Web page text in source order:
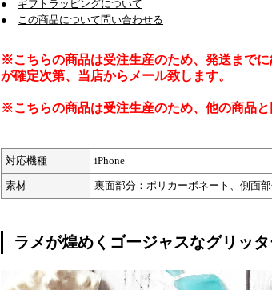
● ギフトラッピングについて
● この商品について問い合わせる
※こちらの商品は受注生産のため、発送まで
が確定次第、当店からメール致します。
※こちらの商品は受注生産のため、他の商品と
対応機種 iPhone
素材 裏面部分：ポリカーボネート、側面
ラメが煌めくゴージャスなグリッ